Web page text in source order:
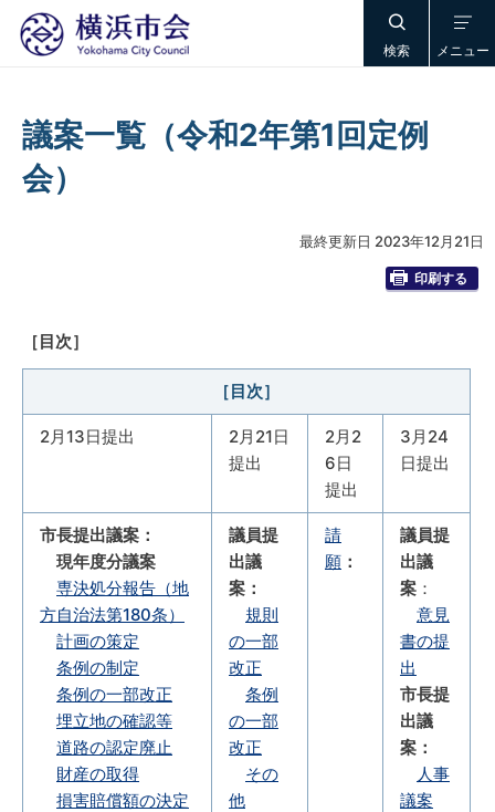
検索 メニュー
議案一覧（令和2年第1回定例
会）
最終更新日 2023年12月21日
印刷する
［目次］
［目次］
2月13日提出
2月21日
提出
2月2
6日
提出
3月24
日提出
市長提出議案：
現年度分議案
専決処分報告（地
方自治法第180条）
計画の策定
条例の制定
条例の一部改正
埋立地の確認等
道路の認定廃止
財産の取得
損害賠償額の決定
議員提
出議
案：
規則
の一部
改正
条例
の一部
改正
その
他
請
願 ：
議員提
出議
案 ：
意見
書の提
出
市長提
出議
案：
人事
議案